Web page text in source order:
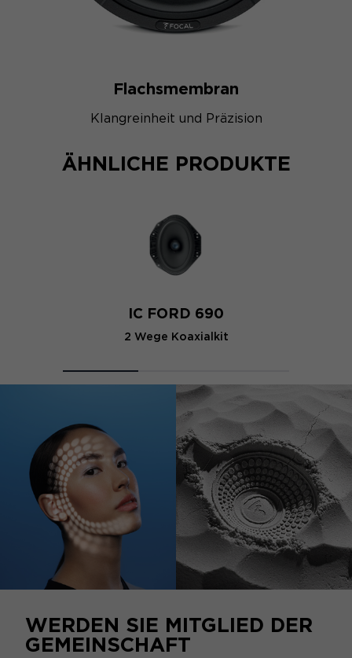
Flachsmembran
Klangreinheit und Präzision
ÄHNLICHE PRODUKTE
IC FORD 690
2 Wege Koaxialkit
WERDEN SIE MITGLIED DER
GEMEINSCHAFT